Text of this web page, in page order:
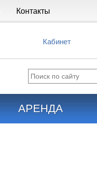
Контакты
Кабинет
АРЕНДА